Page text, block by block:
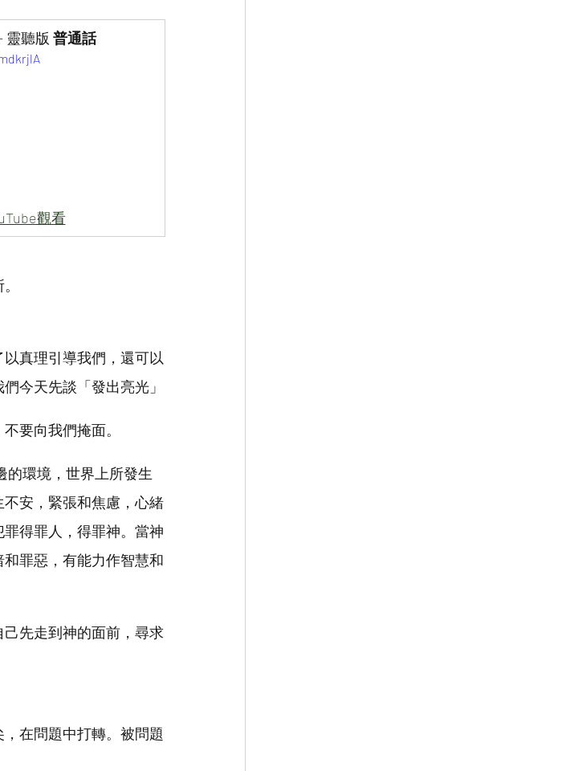
靈聽版 普通話
觀看
真理引導我們，還可以
今天先談「發出亮光」
要向我們掩面。
的環境，世界上所發生
安，緊張和焦慮，心緒
得罪人，得罪神。當神
罪惡，有能力作智慧和
先走到神的面前，尋求
在問題中打轉。被問題